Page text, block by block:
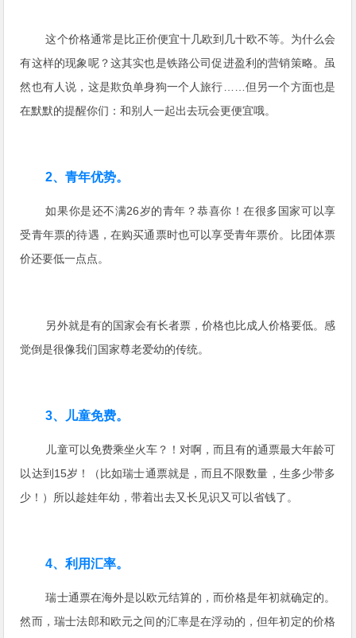
这个价格通常是比正价便宜十几欧到几十欧不等。为什么会
有这样的现象呢？这其实也是铁路公司促进盈利的营销策略。虽
然也有人说，这是欺负单身狗一个人旅行……但另一个方面也是
在默默的提醒你们：和别人一起出去玩会更便宜哦。
2、青年优势。
如果你是还不满26岁的青年？恭喜你！在很多国家可以享
受青年票的待遇，在购买通票时也可以享受青年票价。比团体票
价还要低一点点。
另外就是有的国家会有长者票，价格也比成人价格要低。感
觉倒是很像我们国家尊老爱幼的传统。
3、儿童免费。
儿童可以免费乘坐火车？！对啊，而且有的通票最大年龄可
以达到15岁！（比如瑞士通票就是，而且不限数量，生多少带多
少！ ）所以趁娃年幼，带着出去又长见识又可以省钱了。
4、利用汇率。
瑞士通票在海外是以欧元结算的，而价格是年初就确定的。
然而，瑞士法郎和欧元之间的汇率是在浮动的，但年初定的价格